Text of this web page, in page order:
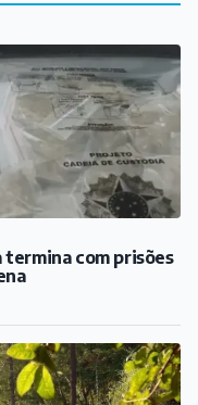
com prisões